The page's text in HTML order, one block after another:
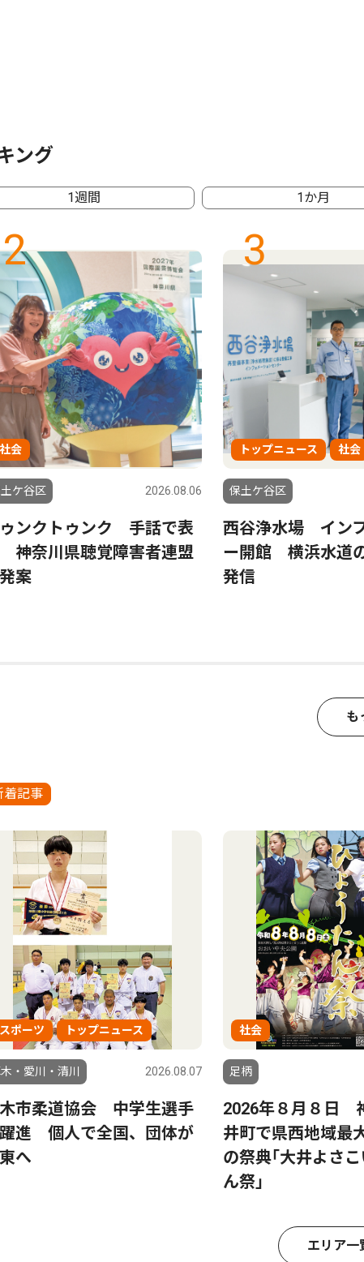
ング
1週間 1か月
2
社会
ケ谷区 2026.08.06
ゥンクトゥンク 手話で表
神奈川県聴覚障害者連盟
案
3
トップニュース 社会
保土ケ谷区
西谷浄水場 イン
ー開館 横浜水道
発信
も
着記事
スポーツ トップニュース
・愛川・清川 2026.08.07
市柔道協会 中学生選手
進 個人で全国、団体が
へ
社会
足柄
2026年８月８日
井町で県西地域最
の祭典｢大井よさ
ん祭｣
エリア一